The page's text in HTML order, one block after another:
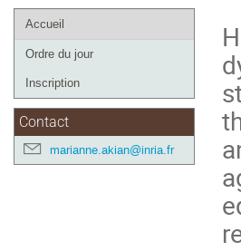
Menu
de
l'événement
Accueil
Ordre du jour
Inscription
Contact
marianne.akian@inria.fr